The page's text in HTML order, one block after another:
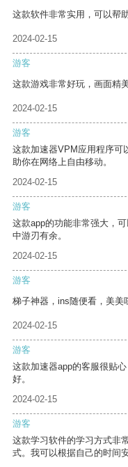
这款软件非常实用，可以帮
2024-02-15
游客
这款游戏非常好玩，画面精
2024-02-15
游客
这款加速器VPM应用程序可
助你在网络上自由移动。
2024-02-15
游客
这款app的功能非常强大，
中游刃有余。
2024-02-15
游客
梯子神器，ins随便看，美美
2024-02-15
游客
这款加速器app的客服很贴
好。
2024-02-15
游客
这款学习软件的学习方式非
式。我可以根据自己的时间